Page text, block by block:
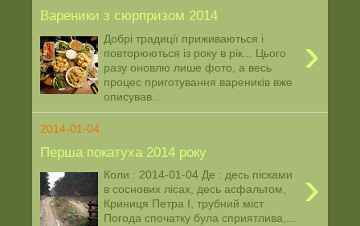
Вареники з сюрпризом 2014
›
Добрі традиції приживаються і
повторюються із року в рік... Цього
разу оновлю лише фото, а весь
процес приготування вареників вже
описував...
2014-01-04
Перша покатуха 2014 року
›
Коли : 2014-01-04 Де : десь пісками
в соснових лісах, десь асфальтом,
Криниця Петра І, трубний міст
Погода спочатку була сприятлива,...